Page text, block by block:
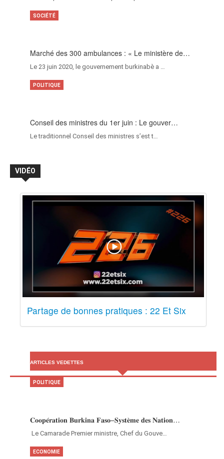
Marché des 300 ambulances : « Le ministère de…
Le 23 juin 2020, le gouvernement burkinabè a …
SOCIÉTÉ
Conseil des ministres du 1er juin : Le gouver…
Le traditionnel Conseil des ministres s’est t…
POLITIQUE
VIDÉO
Partage de bonnes pratiques : 22 Et Six
ARTICLES VEDETTES
𝐂𝐨𝐨𝐩𝐞́𝐫𝐚𝐭𝐢𝐨𝐧 𝐁𝐮𝐫𝐤𝐢𝐧𝐚 𝐅𝐚𝐬𝐨–𝐒𝐲𝐬𝐭𝐞̀𝐦𝐞 𝐝𝐞𝐬 𝐍𝐚𝐭𝐢𝐨𝐧…
‎Le Camarade Premier ministre, Chef du Gouve…
POLITIQUE
ECONOMIE